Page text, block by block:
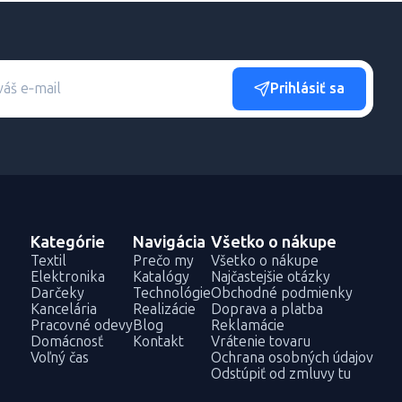
Prihlásiť sa
Kategórie
Textil
Elektronika
Darčeky
Kancelária
Pracovné odevy
Domácnosť
Voľný čas
Navigácia
Prečo my
Katalógy
Technológie
Realizácie
Blog
Kontakt
Všetko o nákupe
Všetko o nákupe
Najčastejšie otázky
Obchodné podmienky
Doprava a platba
Reklamácie
Vrátenie tovaru
Ochrana osobných údajov
Odstúpiť od zmluvy tu